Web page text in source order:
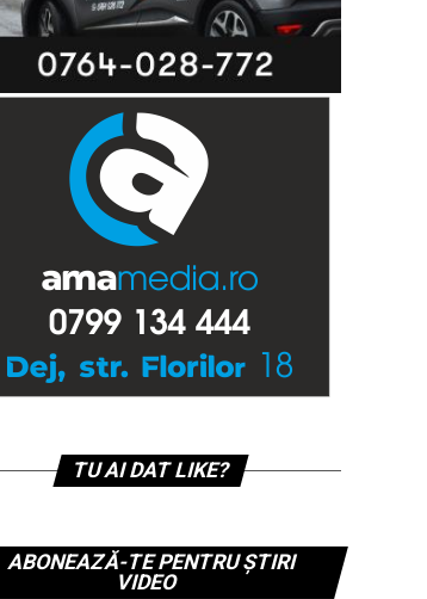
TU AI DAT LIKE?
ABONEAZĂ-TE PENTRU ȘTIRI
VIDEO